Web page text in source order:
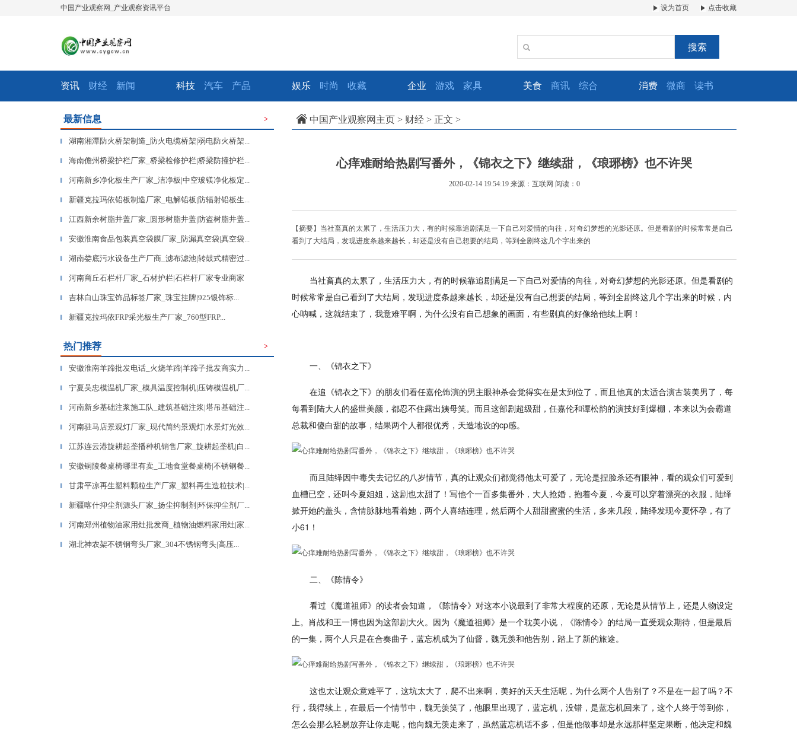
中国产业观察网_产业观察资讯平台 设为首页 点击收藏
搜索
资讯 财经 新闻 科技 汽车 产品 娱乐 时尚 收藏 企业 游戏 家具 美食 商讯 综合 消费 微商 读书
最新信息 >
▎ 湖南湘潭防火桥架制造_防火电缆桥架|弱电防火桥架...
▎ 海南儋州桥梁护栏厂家_桥梁检修护栏|桥梁防撞护栏...
▎ 河南新乡净化板生产厂家_洁净板|中空玻镁净化板定...
▎ 新疆克拉玛依铅板制造厂家_电解铅板|防辐射铅板生...
▎ 江西新余树脂井盖厂家_圆形树脂井盖|防盗树脂井盖...
▎ 安徽淮南食品包装真空袋膜厂家_防漏真空袋|真空袋...
▎ 湖南娄底污水设备生产厂商_滤布滤池|转鼓式精密过...
▎ 河南商丘石栏杆厂家_石材护栏|石栏杆厂家专业商家
▎ 吉林白山珠宝饰品标签厂家_珠宝挂牌|925银饰标...
▎ 新疆克拉玛依FRP采光板生产厂家_760型FRP...
热门推荐 >
▎ 安徽淮南羊蹄批发电话_火烧羊蹄|羊蹄子批发商实力...
▎ 宁夏吴忠模温机厂家_模具温度控制机|压铸模温机厂...
▎ 河南新乡基础注浆施工队_建筑基础注浆|塔吊基础注...
▎ 河南驻马店景观灯厂家_现代简约景观灯|水景灯光效...
▎ 江苏连云港旋耕起垄播种机销售厂家_旋耕起垄机|白...
▎ 安徽铜陵餐桌椅哪里有卖_工地食堂餐桌椅|不锈钢餐...
▎ 甘肃平凉再生塑料颗粒生产厂家_塑料再生造粒技术|...
▎ 新疆喀什抑尘剂源头厂家_扬尘抑制剂|环保抑尘剂厂...
▎ 河南郑州植物油家用灶批发商_植物油燃料家用灶|家...
▎ 湖北神农架不锈钢弯头厂家_304不锈钢弯头|高压...
中国产业观察网主页 > 财经 > 正文 >
心痒难耐给热剧写番外，《锦衣之下》继续甜，《琅琊榜》也不许哭
2020-02-14 19:54:19 来源：互联网 阅读：0
【摘要】当社畜真的太累了，生活压力大，有的时候靠追剧满足一下自己对爱情的向往，对奇幻梦想的光影还原。但是看剧的时候常常是自己
看到了大结局，发现进度条越来越长，却还是没有自己想要的结局，等到全剧终这几个字出来的
当社畜真的太累了，生活压力大，有的时候靠追剧满足一下自己对爱情的向往，对奇幻梦想的光影还原。但是看剧的
时候常常是自己看到了大结局，发现进度条越来越长，却还是没有自己想要的结局，等到全剧终这几个字出来的时候，内
心呐喊，这就结束了，我意难平啊，为什么没有自己想象的画面，有些剧真的好像给他续上啊！
一、《锦衣之下》
在追《锦衣之下》的朋友们看任嘉伦饰演的男主眼神杀会觉得实在是太到位了，而且他真的太适合演古装美男了，每
每看到陆大人的盛世美颜，都忍不住露出姨母笑。而且这部剧超级甜，任嘉伦和谭松韵的演技好到爆棚，本来以为会霸道
总裁和傻白甜的故事，结果两个人都很优秀，天造地设的cp感。
而且陆绎因中毒失去记忆的八岁情节，真的让观众们都觉得他太可爱了，无论是捏脸杀还有眼神，看的观众们可爱到
血槽已空，还叫今夏姐姐，这剧也太甜了！写他个一百多集番外，大人抢婚，抱着今夏，今夏可以穿着漂亮的衣服，陆绎
掀开她的盖头，含情脉脉地看着她，两个人喜结连理，然后两个人甜甜蜜蜜的生活，多来几段，陆绎发现今夏怀孕，有了
小61！
二、《陈情令》
看过《魔道祖师》的读者会知道，《陈情令》对这本小说最到了非常大程度的还原，无论是从情节上，还是人物设定
上。肖战和王一博也因为这部剧大火。因为《魔道祖师》是一个耽美小说，《陈情令》的结局一直受观众期待，但是最后
的一集，两个人只是在合奏曲子，蓝忘机成为了仙督，魏无羡和他告别，踏上了新的旅途。
这也太让观众意难平了，这坑太大了，爬不出来啊，美好的天天生活呢，为什么两个人告别了？不是在一起了吗？不
行，我得续上，在最后一个情节中，魏无羡笑了，他眼里出现了，蓝忘机，没错，是蓝忘机回来了，这个人终于等到你，
怎么会那么轻易放弃让你走呢，他向魏无羡走来了，虽然蓝忘机话不多，但是他做事却是永远那样坚定果断，他决定和魏